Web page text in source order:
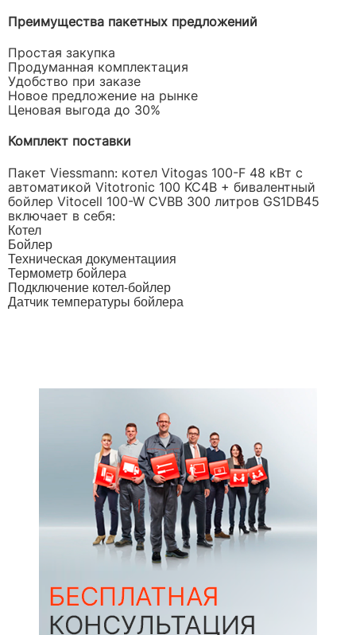
Преимущества пакетных предложений
Простая закупка
Продуманная комплектация
Удобство при заказе
Новое предложение на рынке
Ценовая выгода до 30%
Комплект поставки
Пакет Viessmann: котел Vitogas 100-F 48 кВт с
автоматикой Vitotronic 100 KC4B + бивалентный
бойлер Vitocell 100-W CVBB 300 литров GS1DB45
включает в себя:
Котел
Бойлер
Техническая документациия
Термометр бойлера
Подключение котел-бойлер
Датчик температуры бойлера